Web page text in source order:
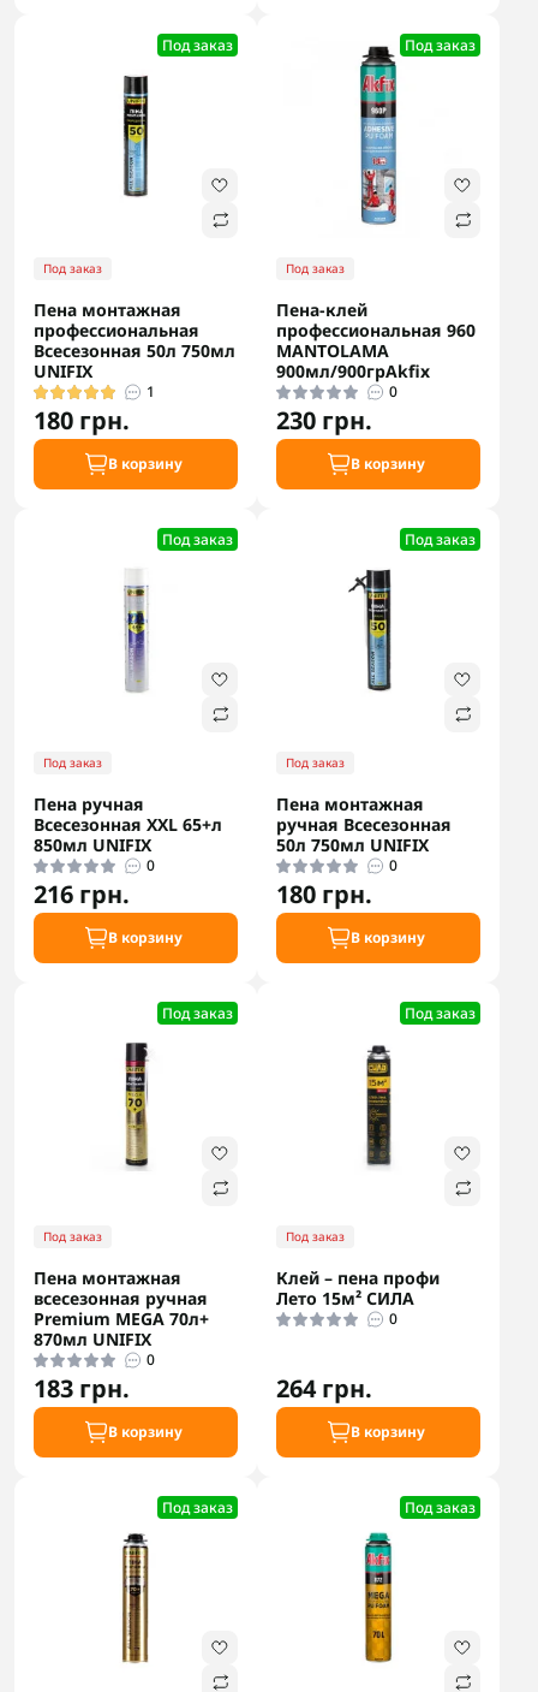
Под заказ
Под заказ
Пена монтажная
профессиональная
Всесезонная 50л 750мл
UNIFIX
1
180 грн.
В корзину
Под заказ
Под заказ
Пена-клей
профессиональная 960
MANTOLAMA
900мл/900грAkfix
0
230 грн.
В корзину
Под заказ
Под заказ
Пена ручная
Всесезонная XXL 65+л
850мл UNIFIX
0
216 грн.
В корзину
Под заказ
Под заказ
Пена монтажная
ручная Всесезонная
50л 750мл UNIFIX
0
180 грн.
В корзину
Под заказ
Под заказ
Пена монтажная
всесезонная ручная
Premium MEGA 70л+
870мл UNIFIX
0
183 грн.
В корзину
Под заказ
Под заказ
Клей – пена профи
Лето 15м² СИЛА
0
264 грн.
В корзину
Под заказ Под заказ